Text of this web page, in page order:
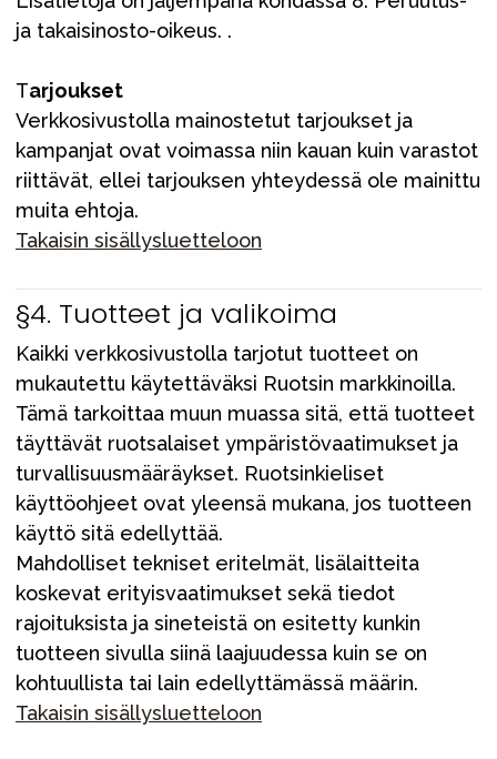
ja takaisinosto-oikeus. .
Tarjoukset
Verkkosivustolla mainostetut tarjoukset ja
kampanjat ovat voimassa niin kauan kuin varastot
riittävät, ellei tarjouksen yhteydessä ole mainittu
muita ehtoja.
Takaisin sisällysluetteloon
§4. Tuotteet ja valikoima
Kaikki verkkosivustolla tarjotut tuotteet on
mukautettu käytettäväksi Ruotsin markkinoilla.
Tämä tarkoittaa muun muassa sitä, että tuotteet
täyttävät ruotsalaiset ympäristövaatimukset ja
turvallisuusmääräykset. Ruotsinkieliset
käyttöohjeet ovat yleensä mukana, jos tuotteen
käyttö sitä edellyttää.
Mahdolliset tekniset eritelmät, lisälaitteita
koskevat erityisvaatimukset sekä tiedot
rajoituksista ja sineteistä on esitetty kunkin
tuotteen sivulla siinä laajuudessa kuin se on
kohtuullista tai lain edellyttämässä määrin.
Takaisin sisällysluetteloon